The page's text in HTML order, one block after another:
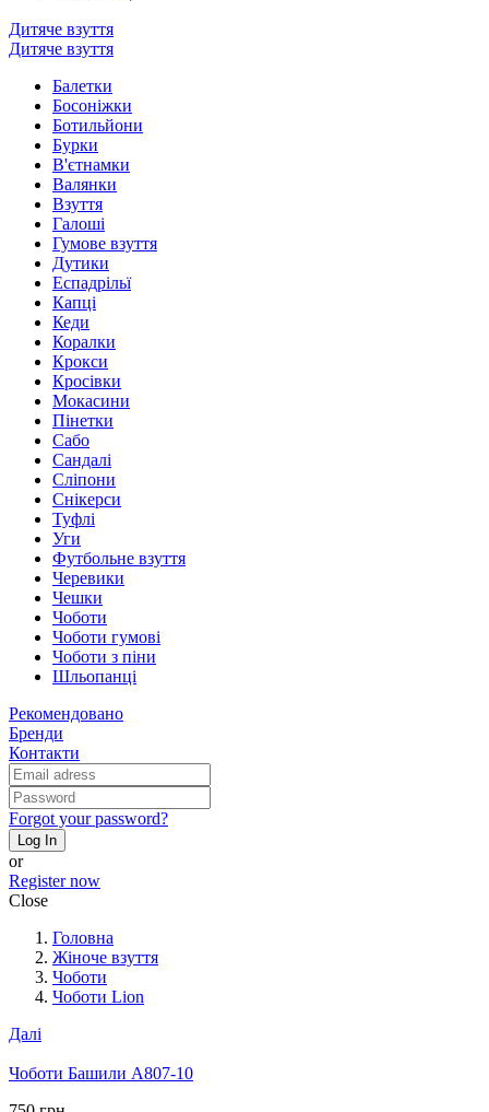
Дитяче взуття
Дитяче взуття
Балетки
Босоніжки
Ботильйони
Бурки
В'єтнамки
Валянки
Взуття
Галоші
Гумове взуття
Дутики
Еспадрільї
Капці
Кеди
Коралки
Крокси
Кросівки
Мокасини
Пінетки
Сабо
Сандалі
Сліпони
Снікерси
Туфлі
Уги
Футбольне взуття
Черевики
Чешки
Чоботи
Чоботи гумові
Чоботи з піни
Шльопанці
Рекомендовано
Бренди
Контакти
Forgot your password?
Log In
or
Register now
Close
Головна
Жіноче взуття
Чоботи
Чоботи Lion
Далі
Чоботи Башили A807-10